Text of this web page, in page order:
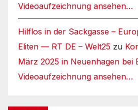
Videoaufzeichnung ansehen…
Hilflos in der Sackgasse –
Eliten — RT DE – Welt25 zu
März 2025 in Neuenhagen bei
Videoaufzeichnung ansehen…